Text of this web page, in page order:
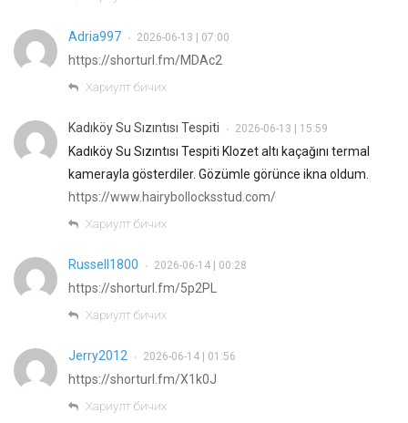
Adria997 • 2026-06-13 | 07:00
https://shorturl.fm/MDAc2
Хариулт бичих
Kadıköy Su Sızıntısı Tespiti • 2026-06-13 | 15:59
Kadıköy Su Sızıntısı Tespiti Klozet altı kaçağını termal
kamerayla gösterdiler. Gözümle görünce ikna oldum.
https://www.hairybollocksstud.com/
Хариулт бичих
Russell1800 • 2026-06-14 | 00:28
https://shorturl.fm/5p2PL
Хариулт бичих
Jerry2012 • 2026-06-14 | 01:56
https://shorturl.fm/X1k0J
Хариулт бичих